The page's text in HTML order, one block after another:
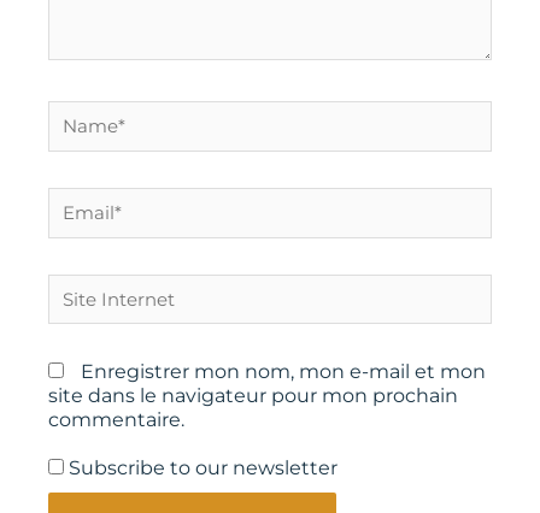
Internet
Enregistrer mon nom, mon e-mail et mon
site dans le navigateur pour mon prochain
commentaire.
Subscribe to our newsletter